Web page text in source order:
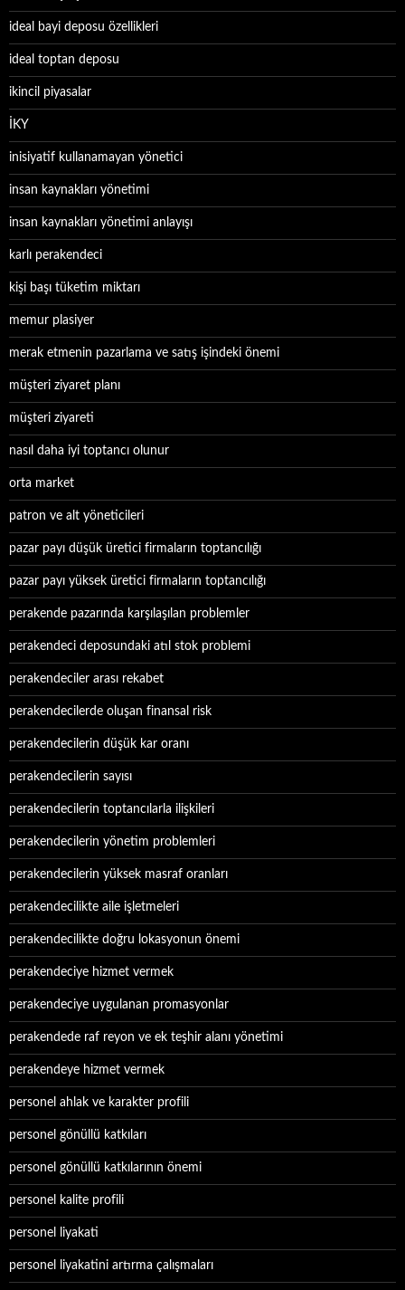
ideal bayi deposu özellikleri
ideal toptan deposu
ikincil piyasalar
İKY
inisiyatif kullanamayan yönetici
insan kaynakları yönetimi
insan kaynakları yönetimi anlayışı
karlı perakendeci
kişi başı tüketim miktarı
memur plasiyer
merak etmenin pazarlama ve satış işindeki önemi
müşteri ziyaret planı
müşteri ziyareti
nasıl daha iyi toptancı olunur
orta market
patron ve alt yöneticileri
pazar payı düşük üretici firmaların toptancılığı
pazar payı yüksek üretici firmaların toptancılığı
perakende pazarında karşılaşılan problemler
perakendeci deposundaki atıl stok problemi
perakendeciler arası rekabet
perakendecilerde oluşan finansal risk
perakendecilerin düşük kar oranı
perakendecilerin sayısı
perakendecilerin toptancılarla ilişkileri
perakendecilerin yönetim problemleri
perakendecilerin yüksek masraf oranları
perakendecilikte aile işletmeleri
perakendecilikte doğru lokasyonun önemi
perakendeciye hizmet vermek
perakendeciye uygulanan promasyonlar
perakendede raf reyon ve ek teşhir alanı yönetimi
perakendeye hizmet vermek
personel ahlak ve karakter profili
personel gönüllü katkıları
personel gönüllü katkılarının önemi
personel kalite profili
personel liyakati
personel liyakatini artırma çalışmaları